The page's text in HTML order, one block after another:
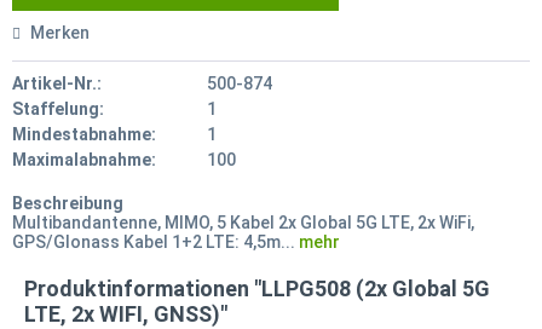
Merken
Artikel-Nr.:
500-874
Staffelung:
1
Mindestabnahme:
1
Maximalabnahme:
100
Beschreibung
Multibandantenne, MIMO, 5 Kabel 2x Global 5G LTE, 2x WiFi,
GPS/Glonass Kabel 1+2 LTE: 4,5m... mehr
Produktinformationen "LLPG508 (2x Global 5G
LTE, 2x WIFI, GNSS)"